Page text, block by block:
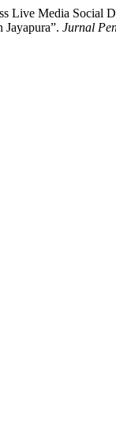
Live Media Social
Jurnal